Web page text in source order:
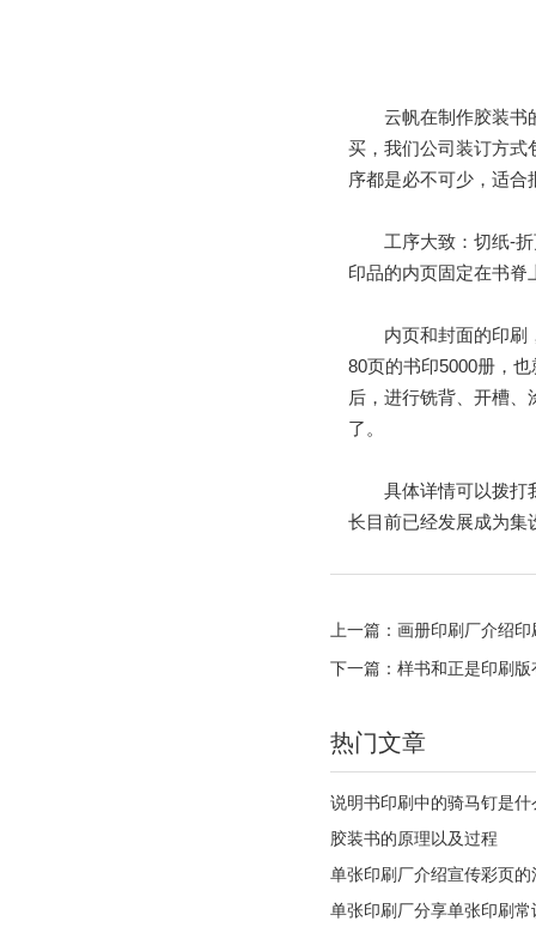
云帆在制作胶装书的
买，我们公司装订方式
序都是必不可少，适
工序大致：切纸-折
印品的内页固定在书脊
内页和封面的印刷，
80页的书印5000册，
后，进行铣背、开槽
了。
具体详情可以拨打我
长目前已经发展成为集
上一篇： 画册印刷厂介绍
下一篇： 样书和正是印刷版
热门文章
说明书印刷中的骑马钉是什
胶装书的原理以及过程
单张印刷厂介绍宣传彩页的
单张印刷厂分享单张印刷常